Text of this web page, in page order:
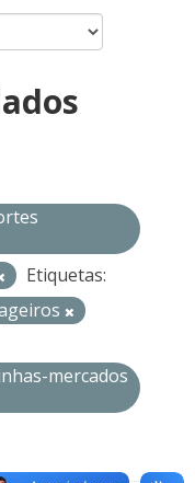
Etiquetas:
mercados